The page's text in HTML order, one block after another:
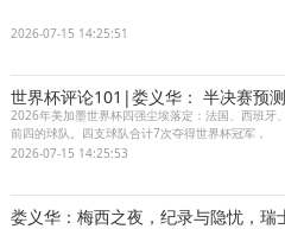
2026-07-15 14:25:51
世界杯评论101|娄义华： 半决赛预
2026年美加墨世界杯四强尘埃落定：法国、西班牙
前四的球队。四支球队合计7次夺得世界杯冠军，
2026-07-15 14:25:53
娄义华：梅西之夜，纪录与隐忧，瑞